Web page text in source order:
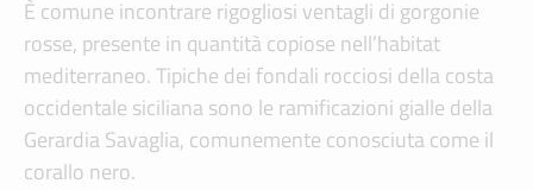
È comune incontrare rigogliosi ventagli di gorgonie
rosse, presente in quantità copiose nell’habitat
mediterraneo. Tipiche dei fondali rocciosi della costa
occidentale siciliana sono le ramificazioni gialle della
Gerardia Savaglia, comunemente conosciuta come il
corallo nero.